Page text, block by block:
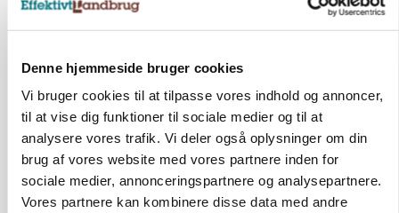
Denne hjemmeside bruger cookies
Vi bruger cookies til at tilpasse vores indhold og annoncer,
til at vise dig funktioner til sociale medier og til at
analysere vores trafik. Vi deler også oplysninger om din
brug af vores website med vores partnere inden for
sociale medier, annonceringspartnere og analysepartnere.
Vores partnere kan kombinere disse data med andre
Jobs
71ledige stillinger
Opret agent
Se alle jobs
Medarbejder til slagtegriseproduktion